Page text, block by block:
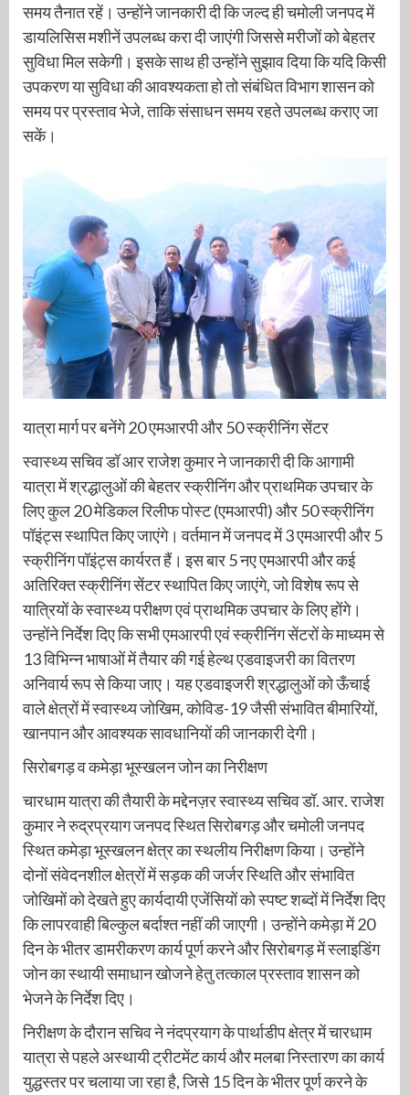
समय तैनात रहें। उन्होंने जानकारी दी कि जल्द ही चमोली जनपद में
डायलिसिस मशीनें उपलब्ध करा दी जाएंगी जिससे मरीजों को बेहतर
सुविधा मिल सकेगी। इसके साथ ही उन्होंने सुझाव दिया कि यदि किसी
उपकरण या सुविधा की आवश्यकता हो तो संबंधित विभाग शासन को
समय पर प्रस्ताव भेजे, ताकि संसाधन समय रहते उपलब्ध कराए जा
सकें।
यात्रा मार्ग पर बनेंगे 20 एमआरपी और 50 स्क्रीनिंग सेंटर
स्वास्थ्य सचिव डॉ आर राजेश कुमार ने जानकारी दी कि आगामी
यात्रा में श्रद्धालुओं की बेहतर स्क्रीनिंग और प्राथमिक उपचार के
लिए कुल 20 मेडिकल रिलीफ पोस्ट (एमआरपी) और 50 स्क्रीनिंग
पॉइंट्स स्थापित किए जाएंगे। वर्तमान में जनपद में 3 एमआरपी और 5
स्क्रीनिंग पॉइंट्स कार्यरत हैं। इस बार 5 नए एमआरपी और कई
अतिरिक्त स्क्रीनिंग सेंटर स्थापित किए जाएंगे, जो विशेष रूप से
यात्रियों के स्वास्थ्य परीक्षण एवं प्राथमिक उपचार के लिए होंगे।
उन्होंने निर्देश दिए कि सभी एमआरपी एवं स्क्रीनिंग सेंटरों के माध्यम से
13 विभिन्न भाषाओं में तैयार की गई हेल्थ एडवाइजरी का वितरण
अनिवार्य रूप से किया जाए। यह एडवाइजरी श्रद्धालुओं को ऊँचाई
वाले क्षेत्रों में स्वास्थ्य जोखिम, कोविड-19 जैसी संभावित बीमारियों,
खानपान और आवश्यक सावधानियों की जानकारी देगी।
सिरोबगड़ व कमेड़ा भूस्खलन जोन का निरीक्षण
चारधाम यात्रा की तैयारी के मद्देनज़र स्वास्थ्य सचिव डॉ. आर. राजेश
कुमार ने रुद्रप्रयाग जनपद स्थित सिरोबगड़ और चमोली जनपद
स्थित कमेड़ा भूस्खलन क्षेत्र का स्थलीय निरीक्षण किया। उन्होंने
दोनों संवेदनशील क्षेत्रों में सड़क की जर्जर स्थिति और संभावित
जोखिमों को देखते हुए कार्यदायी एजेंसियों को स्पष्ट शब्दों में निर्देश दिए
कि लापरवाही बिल्कुल बर्दाश्त नहीं की जाएगी। उन्होंने कमेड़ा में 20
दिन के भीतर डामरीकरण कार्य पूर्ण करने और सिरोबगड़ में स्लाइडिंग
जोन का स्थायी समाधान खोजने हेतु तत्काल प्रस्ताव शासन को
भेजने के निर्देश दिए।
निरीक्षण के दौरान सचिव ने नंदप्रयाग के पार्थाडीप क्षेत्र में चारधाम
यात्रा से पहले अस्थायी ट्रीटमेंट कार्य और मलबा निस्तारण का कार्य
युद्धस्तर पर चलाया जा रहा है, जिसे 15 दिन के भीतर पूर्ण करने के